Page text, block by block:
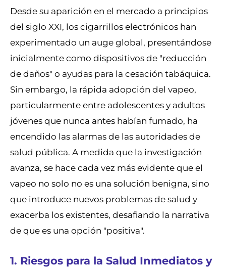
Desde su aparición en el mercado a principios
del siglo XXI, los cigarrillos electrónicos han
experimentado un auge global, presentándose
inicialmente como dispositivos de "reducción
de daños" o ayudas para la cesación tabáquica.
Sin embargo, la rápida adopción del vapeo,
particularmente entre adolescentes y adultos
jóvenes que nunca antes habían fumado, ha
encendido las alarmas de las autoridades de
salud pública. A medida que la investigación
avanza, se hace cada vez más evidente que el
vapeo no solo no es una solución benigna, sino
que introduce nuevos problemas de salud y
exacerba los existentes, desafiando la narrativa
de que es una opción "positiva".
1. Riesgos para la Salud Inmediatos y